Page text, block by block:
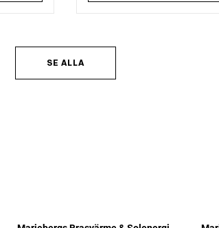
SE ALLA